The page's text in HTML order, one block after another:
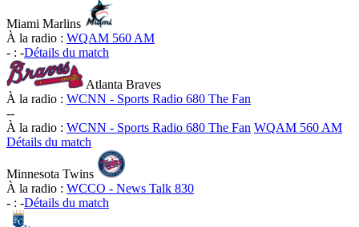
Miami Marlins
À la radio : WQAM 560 AM
- : -Détails du match
Atlanta Braves
À la radio : WCNN - Sports Radio 680 The Fan
--
À la radio : WCNN - Sports Radio 680 The Fan WQAM 560 AM
Détails du match
Minnesota Twins
À la radio : WCCO - News Talk 830
- : -Détails du match